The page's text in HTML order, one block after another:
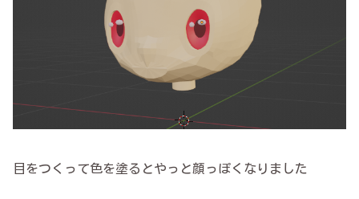
目をつくって色を塗るとやっと顔っぽくなりました